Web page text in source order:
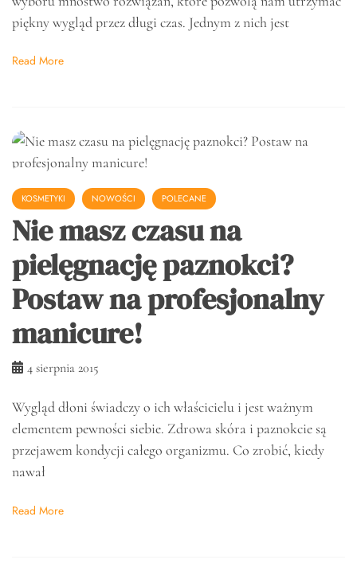
piękny wygląd przez długi czas. Jednym z nich jest
Read More
KOSMETYKI NOWOŚCI POLECANE
Nie masz czasu na
pielęgnację paznokci?
Postaw na profesjonalny
manicure!
4 sierpnia 2015
Wygląd dłoni świadczy o ich właścicielu i jest ważnym
elementem pewności siebie. Zdrowa skóra i paznokcie są
przejawem kondycji całego organizmu. Co zrobić, kiedy
nawał
Read More